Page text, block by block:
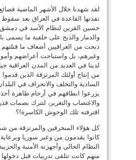
لقد شهدنا خلال الأشهر الماضية
نفذتها القاعدة في العراق بعد
حسين القرين لنظام الأسد في
والدمار والذبح على خلفية ما يسمى
ذبحت من العراقيين أضعاف ما قتلتهم
وغيرهم، بل واستباحت أعراضهم
لدينا في العديد من المدن العراقية
من إنتاج أولئك المرتزقة الذين
السادية والتخلف والانحراف في
يزرعوا انطافهم في أرحام طاهرة
والاغتصاب والتغرير، لتترك بصمات
اقترفته تلك الوحوش الكاسرة!؟
كل هؤلاء المنحرفين والمرتزقة من
كانوا يقدمون من وعبر سوريا
النظام الحالي وأجهزته الأمنية
منهم كانت تتلقى تدريبات قبل دخولها